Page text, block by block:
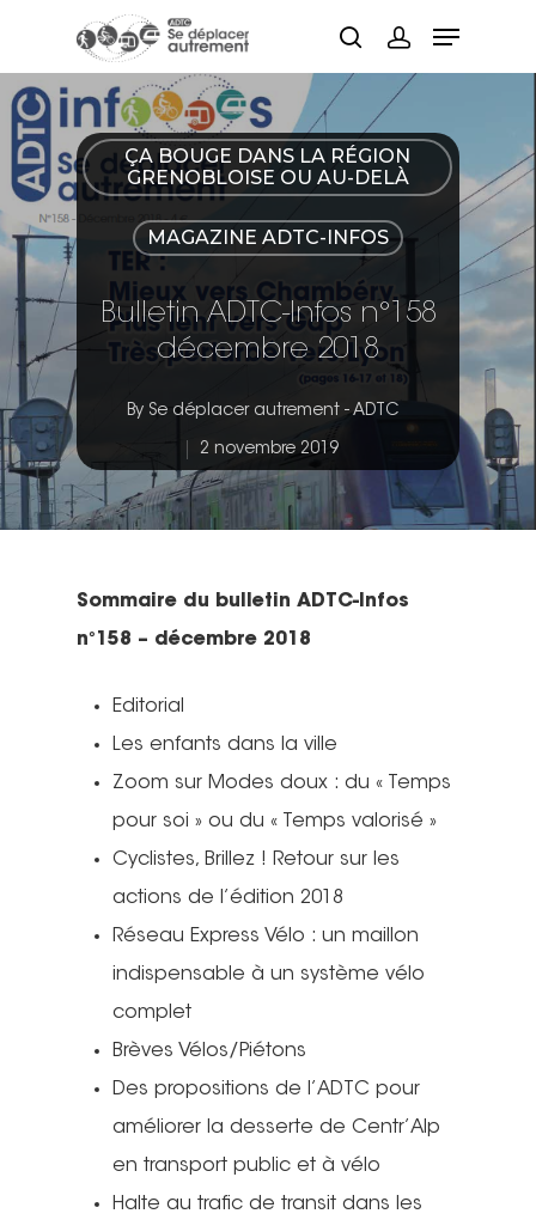
Hit enter to search or ESC to close
ÇA BOUGE DANS LA RÉGION
GRENOBLOISE OU AU-DELÀ
MAGAZINE ADTC-INFOS
Bulletin ADTC-Infos n°158
décembre 2018
By Se déplacer autrement - ADTC
2 novembre 2019
Sommaire du bulletin ADTC-Infos
n°158 – décembre 2018
Editorial
Les enfants dans la ville
Zoom sur Modes doux : du « Temps
pour soi » ou du « Temps valorisé »
Cyclistes, Brillez ! Retour sur les
actions de l’édition 2018
Réseau Express Vélo : un maillon
indispensable à un système vélo
complet
Brèves Vélos/Piétons
Des propositions de l’ADTC pour
améliorer la desserte de Centr’Alp
en transport public et à vélo
Halte au trafic de transit dans les